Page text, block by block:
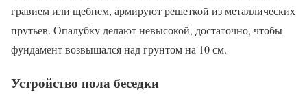
гравием или щебнем, армируют решеткой из металлических
прутьев. Опалубку делают невысокой, достаточно, чтобы
фундамент возвышался над грунтом на 10 см.
Устройство пола беседки